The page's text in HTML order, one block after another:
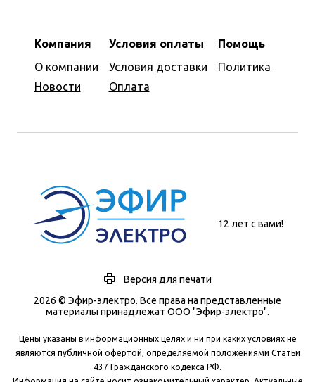
Компания
О компании
Новости
Условия оплаты
Условия доставки
Оплата
Помощь
Политика
12 лет с вами!
Версия для печати
2026 © Эфир-электро. Все права на представленные
материалы принадлежат ООО "Эфир-электро".
Цены указаны в информационных целях и ни при каких условиях не
являются публичной офертой, определяемой положениями Статьи
437 Гражданского кодекса РФ.